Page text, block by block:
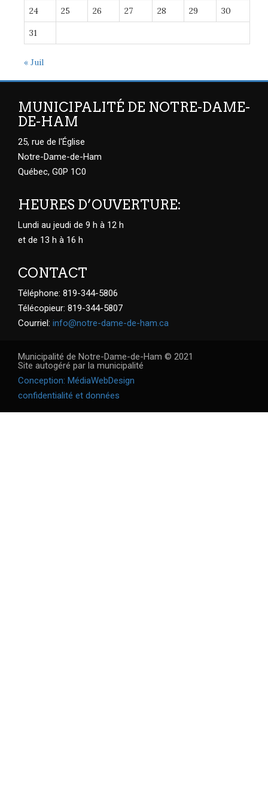
24 25 26 27 28 29 30
31
« Juil
MUNICIPALITÉ DE NOTRE-DAME-
DE-HAM
25, rue de l'Église
Notre-Dame-de-Ham
Québec, G0P 1C0
HEURES D’OUVERTURE:
Lundi au jeudi de 9 h à 12 h
et de 13 h à 16 h
CONTACT
Téléphone: 819-344-5806
Télécopieur: 819-344-5807
Courriel: info@notre-dame-de-ham.ca
Municipalité de Notre-Dame-de-Ham © 2021
Site autogéré par la municipalité
Conception: MédiaWebDesign
confidentialité et données